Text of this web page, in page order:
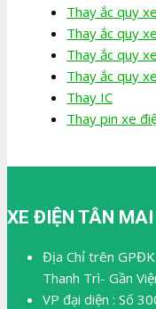
Thay ắc quy
Thay ắc quy
Thay ắc quy
Thay ắc quy
Thay IC
Thay pin xe
XE ĐIỆN TÂN MAI
Địa Chỉ trên
Thanh Trì- Gần
VP đại diện : Số